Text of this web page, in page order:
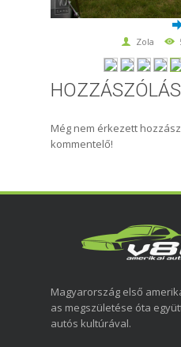
Zola
Még nem érkezett
kommentelő!
Magyarország első
as megszületése óta
autós kultúrával.